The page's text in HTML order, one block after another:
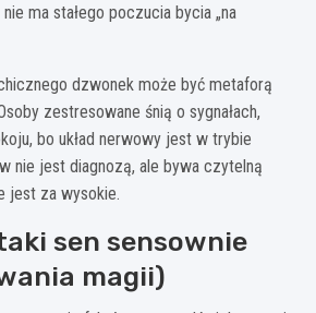
ma stałego poczucia bycia „na
dzwonek może być metaforą
zestresowane śnią o sygnałach,
bo układ nerwowy jest w trybie
nie jest diagnozą, ale bywa czytelną
jest za wysokie.
sen sensownie
magii)